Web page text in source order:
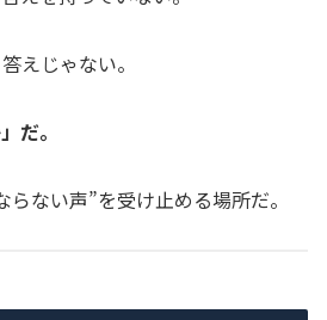
えじゃない。
だ。
ない声”を受け止める場所だ。